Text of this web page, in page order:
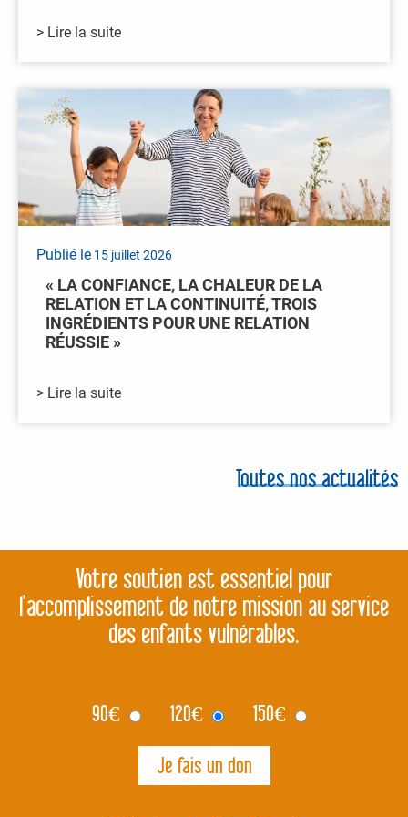
> Lire la suite
Publié le 15 juillet 2026
« LA CONFIANCE, LA CHALEUR DE LA
RELATION ET LA CONTINUITÉ, TROIS
INGRÉDIENTS POUR UNE RELATION
RÉUSSIE »
> Lire la suite
Toutes nos actualités
Votre soutien est essentiel pour
l’accomplissement de notre mission au service
des enfants vulnérables.
90€ 120€ 150€